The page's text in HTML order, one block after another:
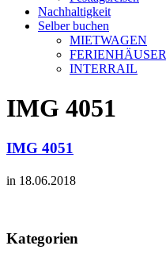
Nachhaltigkeit
Selber buchen
MIETWAGEN
FERIENHÄUSER
INTERRAIL
IMG 4051
IMG 4051
in 18.06.2018
Kategorien